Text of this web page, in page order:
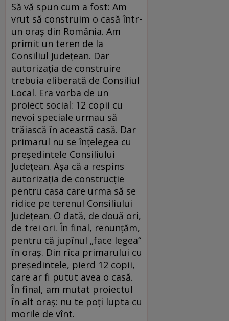
Să vă spun cum a fost: Am
vrut să construim o casă într-
un oraş din România. Am
primit un teren de la
Consiliul Judeţean. Dar
autorizaţia de construire
trebuia eliberată de Consiliul
Local. Era vorba de un
proiect social: 12 copii cu
nevoi speciale urmau să
trăiască în această casă. Dar
primarul nu se înţelegea cu
preşedintele Consiliului
Judeţean. Aşa că a respins
autorizaţia de construcţie
pentru casa care urma să se
ridice pe terenul Consiliului
Judeţean. O dată, de două ori,
de trei ori. În final, renunţăm,
pentru că jupînul „face legea“
în oraş. Din rîca primarului cu
preşedintele, pierd 12 copii,
care ar fi putut avea o casă.
În final, am mutat proiectul
în alt oraş: nu te poţi lupta cu
morile de vînt.